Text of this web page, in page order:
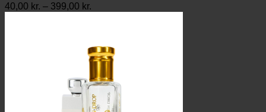
40,00 kr. – 399,00 kr.